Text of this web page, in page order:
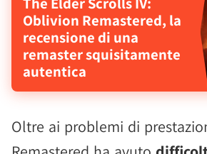
Oblivion Remastered, la
recensione di una
remaster squisitamente
autentica
Oltre ai problemi di